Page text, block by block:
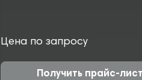
Цена по запросу
Получить прайс-лист